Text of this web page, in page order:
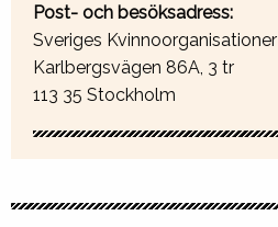
Post- och besöksadress:
Sveriges Kvinnoorganisationer
Karlbergsvägen 86A, 3 tr
113 35 Stockholm